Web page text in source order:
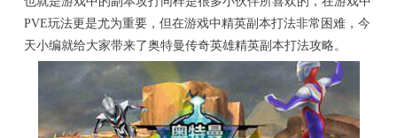
PVE玩法更是尤为重要，但在游戏中精英副本打法非常困难，今
天小编就给大家带来了奥特曼传奇英雄精英副本打法攻略。